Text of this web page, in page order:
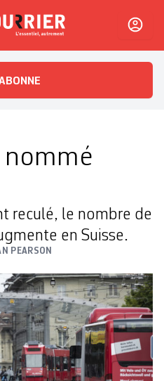
L'essentiel, autrement
reculé, le nombre de
en Suisse.
PEARSON